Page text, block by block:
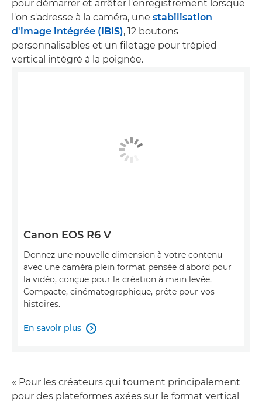
pour démarrer et arrêter l'enregistrement lorsque
l'on s'adresse à la caméra, une stabilisation
d'image intégrée (IBIS), 12 boutons
personnalisables et un filetage pour trépied
vertical intégré à la poignée.
Canon EOS R6 V
Donnez une nouvelle dimension à votre contenu
avec une caméra plein format pensée d'abord pour
la vidéo, conçue pour la création à main levée.
Compacte, cinématographique, prête pour vos
histoires.
En savoir plus 
« Pour les créateurs qui tournent principalement
pour des plateformes axées sur le format vertical